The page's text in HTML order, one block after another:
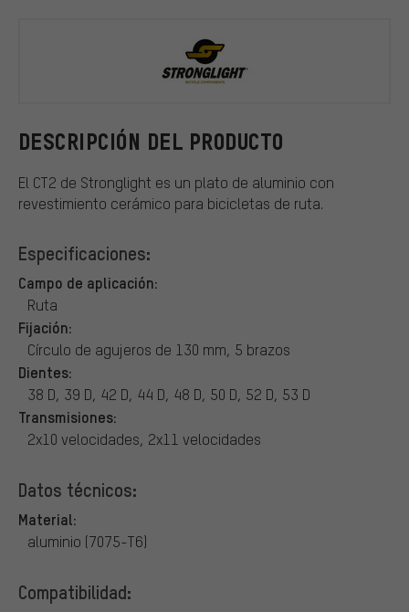
DESCRIPCIÓN DEL PRODUCTO
El CT2 de Stronglight es un plato de aluminio con
revestimiento cerámico para bicicletas de ruta.
Especificaciones:
Campo de aplicación:
Ruta
Fijación:
Círculo de agujeros de 130 mm, 5 brazos
Dientes:
38 D, 39 D, 42 D, 44 D, 48 D, 50 D, 52 D, 53 D
Transmisiones:
2x10 velocidades, 2x11 velocidades
Datos técnicos:
Material:
aluminio (7075-T6)
Compatibilidad: